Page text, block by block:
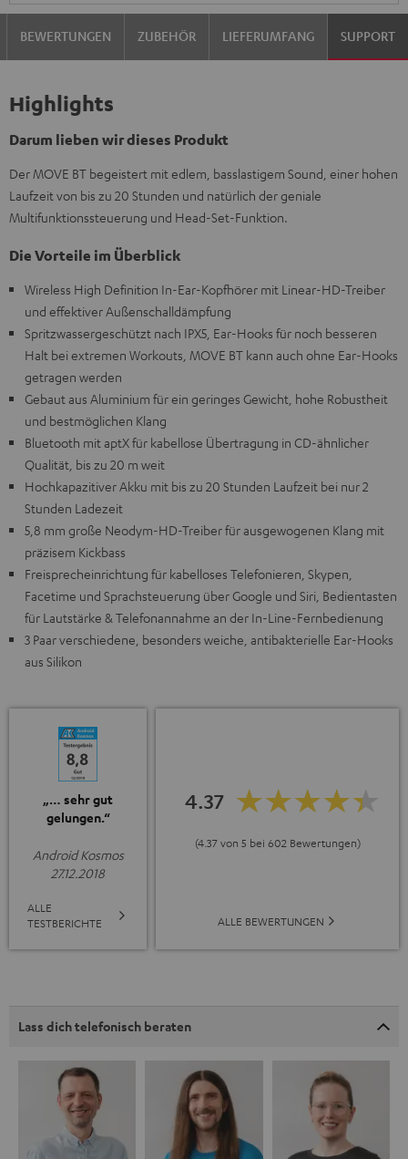
BEWERTUNGEN ZUBEHÖR LIEFERUMFANG SUPPORT
Highlights
Darum lieben wir dieses Produkt
Der MOVE BT begeistert mit edlem, basslastigem Sound, einer hohen
Laufzeit von bis zu 20 Stunden und natürlich der geniale
Multifunktionssteuerung und Head-Set-Funktion.
Die Vorteile im Überblick
Wireless High Definition In-Ear-Kopfhörer mit Linear-HD-Treiber
und effektiver Außenschalldämpfung
Spritzwassergeschützt nach IPX5, Ear-Hooks für noch besseren
Halt bei extremen Workouts, MOVE BT kann auch ohne Ear-Hooks
getragen werden
Gebaut aus Aluminium für ein geringes Gewicht, hohe Robustheit
und bestmöglichen Klang
Bluetooth mit aptX für kabellose Übertragung in CD-ähnlicher
Qualität, bis zu 20 m weit
Hochkapazitiver Akku mit bis zu 20 Stunden Laufzeit bei nur 2
Stunden Ladezeit
5,8 mm große Neodym-HD-Treiber für ausgewogenen Klang mit
präzisem Kickbass
Freisprecheinrichtung für kabelloses Telefonieren, Skypen,
Facetime und Sprachsteuerung über Google und Siri, Bedientasten
für Lautstärke & Telefonannahme an der In-Line-Fernbedienung
3 Paar verschiedene, besonders weiche, antibakterielle Ear-Hooks
aus Silikon
„… sehr gut
gelungen.“
Android Kosmos
27.12.2018
ALLE
TESTBERICHTE
4.37
(4.37 von 5 bei 602 Bewertungen)
ALLE BEWERTUNGEN
Lass dich telefonisch beraten